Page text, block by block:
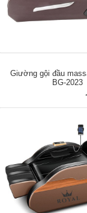
Giường gội đầu
BG-2023